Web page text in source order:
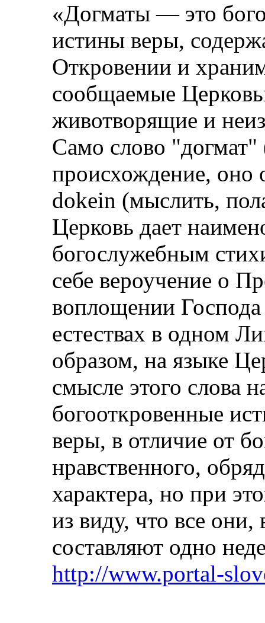
«Догматы — это
истины веры,
Откровении и
сообщаемые
животворящие и
Само слово "догмат"
происхождение, оно
dokein (мыслить,
Церковь дает
богослужебным
себе вероучение о
воплощении
естествах в одном
образом, на языке
смысле этого слова
богооткровенные
веры, в отличие от
нравственного,
характера, но при
из виду, что все они,
составляют одно
http://www.portal-